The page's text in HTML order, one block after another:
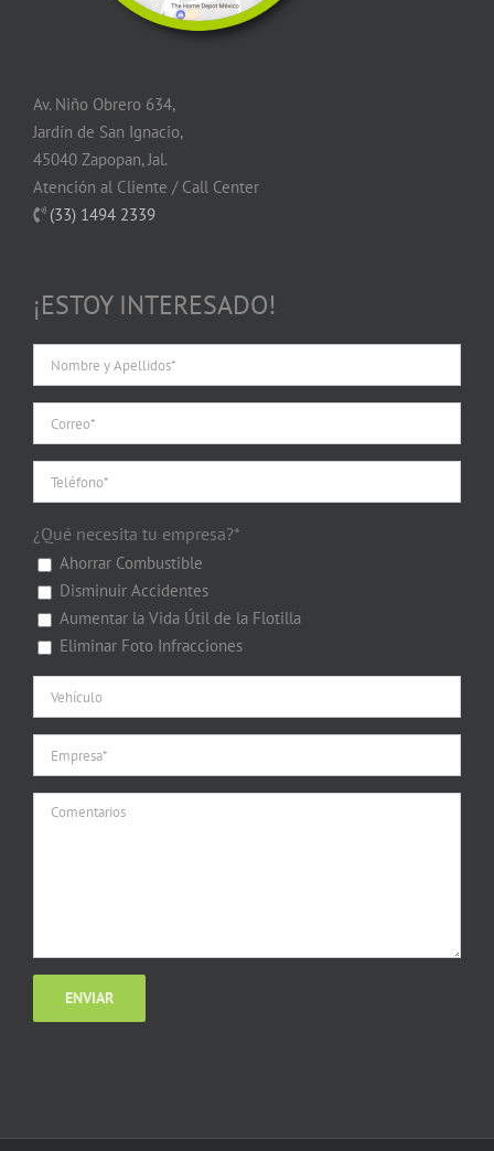
Av. Niño Obrero 634,
Jardín de San Ignacio,
45040 Zapopan, Jal.
Atención al Cliente / Call Center
(33) 1494 2339
¡ESTOY INTERESADO!
¿Qué necesita tu empresa?*
Ahorrar Combustible
Disminuir Accidentes
Aumentar la Vida Útil de la Flotilla
Eliminar Foto Infracciones